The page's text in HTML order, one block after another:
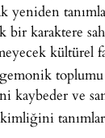
yeniden
bir karaktere
kültürel
kaybeder ve